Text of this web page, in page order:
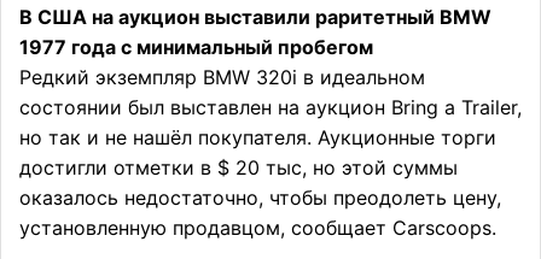
В США на аукцион выставили раритетный BMW
1977 года с минимальный пробегом
Редкий экземпляр BMW 320i в идеальном
состоянии был выставлен на аукцион Bring a Trailer,
но так и не нашёл покупателя. Аукционные торги
достигли отметки в $ 20 тыс, но этой суммы
оказалось недостаточно, чтобы преодолеть цену,
установленную продавцом, сообщает Carscoops.